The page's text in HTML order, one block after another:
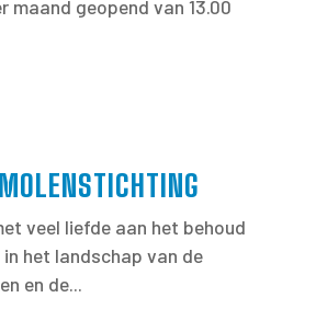
maand geopend van 13.00
veel liefde aan het behoud
het landschap van de
en de...